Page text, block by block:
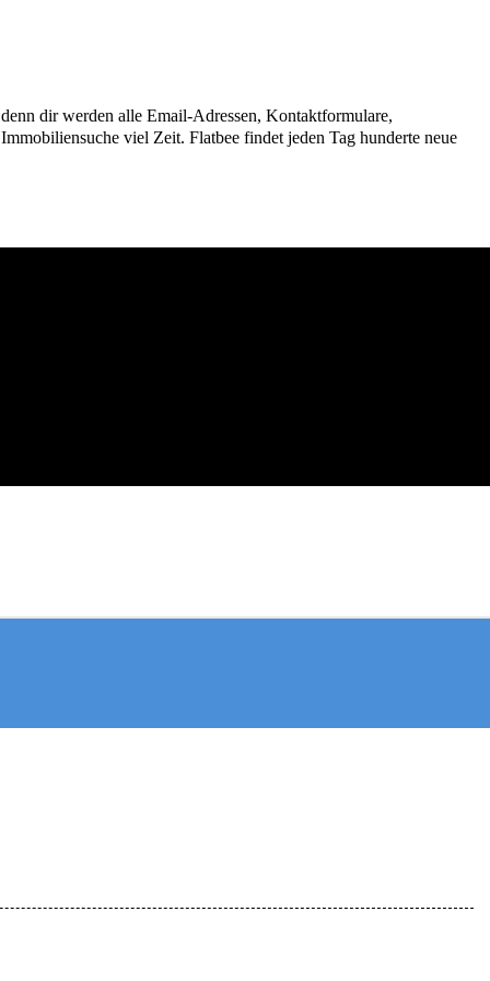
dir werden alle Email-Adressen, Kontaktformulare,
viel Zeit. Flatbee findet jeden Tag hunderte neue